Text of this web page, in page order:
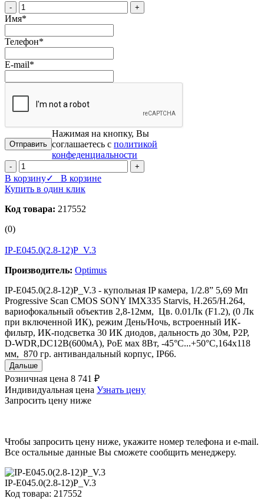
- +
Имя*
Телефон*
E-mail*
Нажимая на кнопку, Вы
соглашаетесь с политикой
конфеденциальности
- +
В корзину✓ В корзине
Купить в один клик
Код товара: 217552
(0)
IP-E045.0(2.8-12)P_V.3
Производитель: Optimus
IP-E045.0(2.8-12)P_V.3 - купольная IP камера, 1/2.8” 5,69 Мп
Progressive Scan CMOS SONY IMX335 Starvis, H.265/H.264,
вариофокальный объектив 2,8-12мм, Цв. 0.01Лк (F1.2), (0 Лк
при включенной ИК), режим День/Ночь, встроенный ИК-
фильтр, ИК-подсветка 30 ИК диодов, дальность до 30м, P2P,
D-WDR,DC12В(600мА), PoE мах 8Вт, -45°С...+50°С,164х118
мм, 870 гр. антивандальный корпус, IР66.
Дальше
Розничная цена 8 741 ₽
Индивидуальная цена Узнать цену
Запросить цену ниже
Чтобы запросить цену ниже, укажите номер телефона и e-mail.
Все остальные данные Вы сможете сообщить менеджеру.
IP-E045.0(2.8-12)P_V.3
Код товара: 217552